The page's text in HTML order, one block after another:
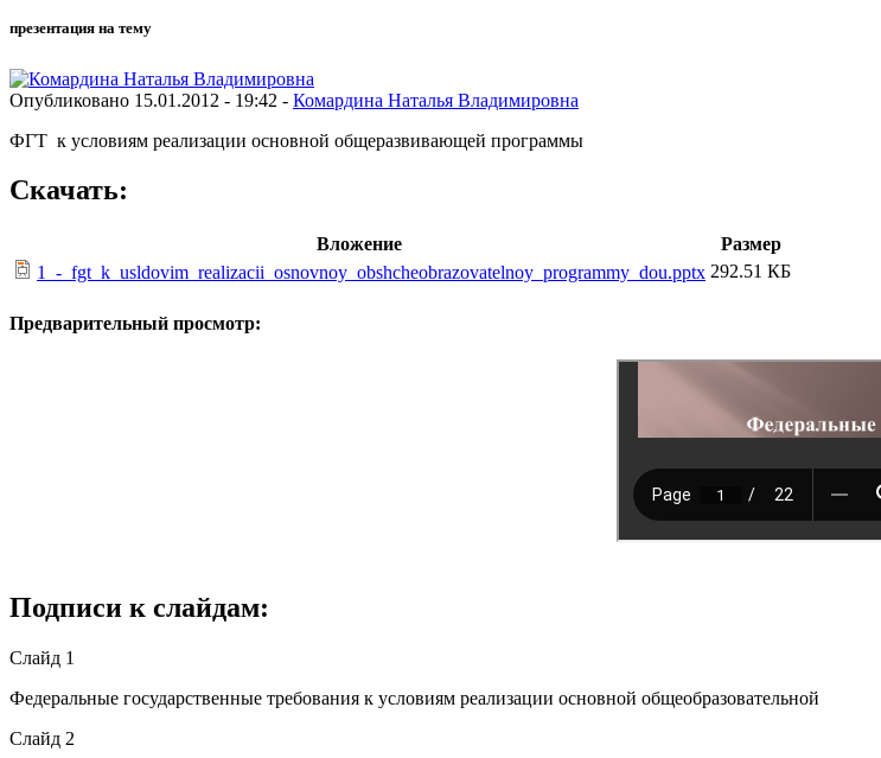
презентация на тему
Опубликовано 15.01.2012 - 19:42 - Комардина Наталья Владимировна
ФГТ к условиям реализации основной общеразвивающей программы
Скачать:
Вложение
Размер
1_-_fgt_k_usldovim_realizacii_osnovnoy_obshcheobrazovatelnoy_programmy_dou.pptx 292.51 КБ
Предварительный просмотр:
Подписи к слайдам:
Слайд 1
Федеральные государственные требования к условиям реализации основной общеобразовательной
Слайд 2